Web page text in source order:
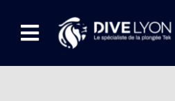
contenuToggle
Navigation